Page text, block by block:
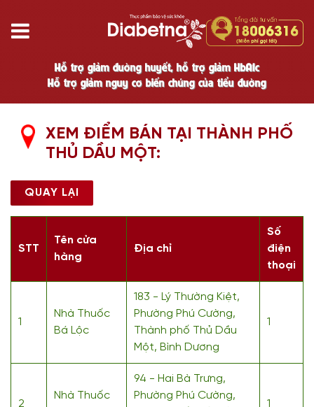
Hỗ trợ giảm đường huyết, hỗ trợ giảm HbA1c
Hỗ trợ giảm nguy cơ biến chứng của tiểu đường
XEM ĐIỂM BÁN TẠI THÀNH PHỐ
THỦ DẦU MỘT:
QUAY LẠI
STT
Tên cửa
hàng
Địa chỉ
Số
điện
thoại
1
Nhà Thuốc
Bá Lộc
183 - Lý Thường Kiệt,
Phường Phú Cường,
Thành phố Thủ Dầu
Một, Bình Dương
1
2
Nhà Thuốc
94 - Hai Bà Trưng,
Phường Phú Cường,
1